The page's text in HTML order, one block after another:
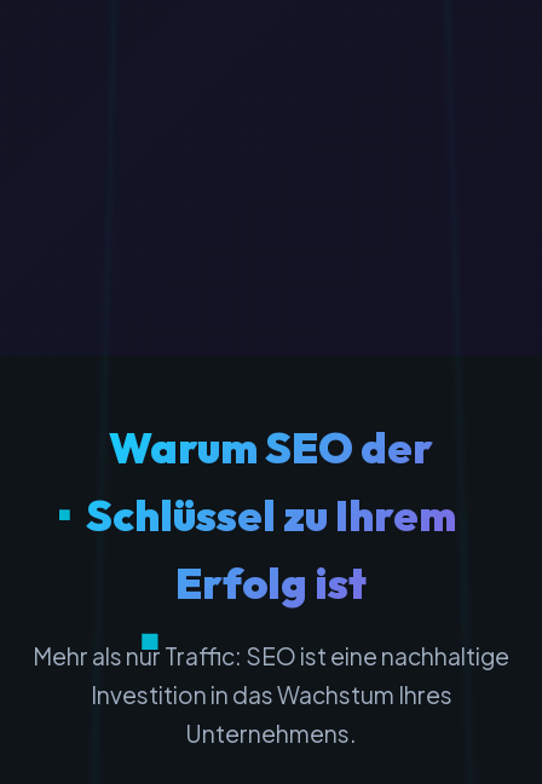
Warum SEO der
Schlüssel zu Ihrem
Erfolg ist
Mehr als nur Traffic: SEO ist eine nachhaltige
Investition in das Wachstum Ihres
Unternehmens.